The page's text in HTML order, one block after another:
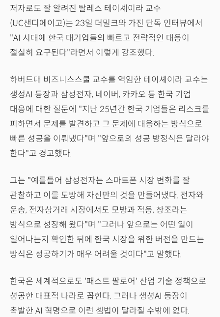
저자로도 잘 알려진 탈레스 테이셰이라 교수
(UC샌디에이고)는 23일 더밀크와 가진 단독 인터뷰에서
"AI 시대에 한국 대기업들의 빠르고 전략적인 대응이
절실히 요구된다"라면서 이렇게 강조했다.
하버드대 비즈니스스쿨 교수를 역임한 테이셰이라 교수는
생성AI 등장과 삼성전자, 네이버, 카카오 등 한국 기업
대응에 대한 질문에 "지난 25년간 한국 기업들은 리스크를
피하면서 문제를 발견하고 그 문제에 대응하는 방식으로
빠른 성공을 이뤄냈다"며 "앞으로의 성공 방정식은 달라야
한다"고 경고했다.
그는 "예를들어 삼성전자는 스마트폰 시장 변화를 잘
관찰하고 이를 모방해 자신만의 것을 만들어냈다. 전자와
운송, 전자상거래 시장에서도 모방과 적응, 창조라는
방식으로 성장해 왔다"며 "그러나 앞으로는 어떤 일이
일어나는지 확인한 뒤에 한국 시장을 위한 버전을 만드는
방식은 성공하기가 매우 어려울 것이다"고 말했다.
한국은 세계적으로도 '패스트 팔로어' 산업 기술 정책으로
성공한 대표적 나라로 꼽힌다. 그러나 생성AI 등장이
촉발한 AI 혁명으로 이런 셈법이 달라질 수밖에 없다.